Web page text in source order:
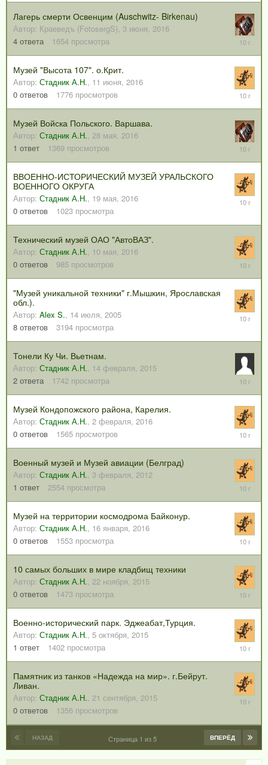
2016
Лагерь смерти Освенцим (Auschwitz- Birkenau)
Автор: Краеведъ (FotosergS), 3 июня, 2016
4 ответа 1654 просмотра
13
2016
Музей "Высота 107". о.Крит.
Автор: Стадник А.Н., 11 июня, 2016
0 ответов 1776 просмотров
11
2016
Музей Войска Польского. Варшава.
Автор: Стадник А.Н., 28 мая, 2016
1 ответ 1369 просмотров
2016
ВВОЕННО-ИСТОРИЧЕСКИЙ МУЗЕЙ УРАЛЬСКОГО
ВОЕННОГО ОКРУГА
Автор: Стадник А.Н., 19 мая, 2016
0 ответов 1023 просмотра
19
Технический музей ОАО "АвтоВАЗ".
Автор: Стадник А.Н., 10 мая, 2016
0 ответов 985 просмотров
10
2016
"Музей уникальной техники" г.Мышкин, Ярославская
обл.).
Автор: Alex S., 14 июля, 2005
8 ответов 3194 просмотра
22
Тонели Ку Чи. Вьетнам.
Автор: Стадник А.Н., 14 февраля, 2015
2 ответа 1742 просмотра
2016
Музей Кондопожского района, Карелия.
Автор: Стадник А.Н., 2 февраля, 2016
0 ответов 1565 просмотров
2016
Военный музей и Музей авиации (Белград)
Автор: Стадник А.Н., 3 февраля, 2012
1 ответ 2554 просмотра
21
2016
Музей на территории космодрома Байконур.
Автор: Стадник А.Н., 16 января, 2016
0 ответов 1553 просмотра
16
2016
10 самых больших в мире кладбищ техники
Автор: Стадник А.Н., 22 ноября, 2015
0 ответов 1473 просмотра
22
2015
Военно-исторический парк. Эджеабат,Турция.
Автор: Стадник А.Н., 5 октября, 2015
1 ответ 1402 просмотра
2015
Памятник из танков «Надежда на мир». г.Бейрут.
Ливан.
Автор: Стадник А.Н., 21 сентября, 2015
0 ответов 1356 просмотров
21
НАЗАД ВПЕРЁД
Страница 1 из 5